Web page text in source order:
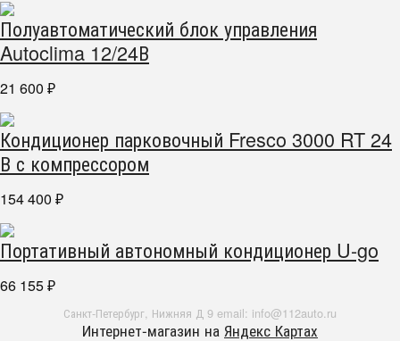
Полуавтоматический блок управления
Autoclima 12/24В
21 600 ₽
Кондиционер парковочный Fresco 3000 RT 24
В с компрессором
154 400 ₽
Портативный автономный кондиционер U-go
66 155 ₽
Санкт-Петербург, Нижняя Д 9 email: info@112auto.ru
Интернет-магазин на Яндекс Картах